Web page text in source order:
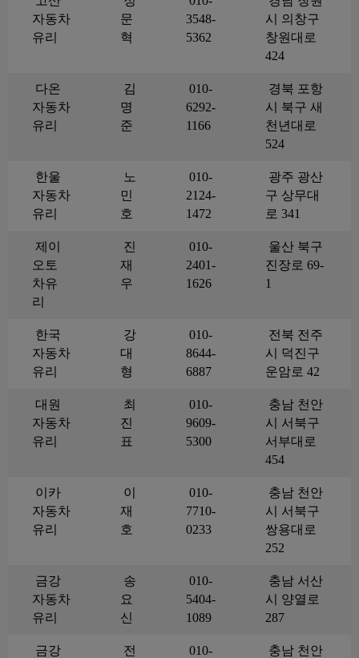
자동차
유리
문
혁
3548-
5362
시 의창구
창원대로
424
다온
자동차
유리
김
명
준
010-
6292-
1166
경북 포항
시 북구 새
천년대로
524
한울
자동차
유리
노
민
호
010-
2124-
1472
광주 광산
구 상무대
로 341
제이
오토
차유
리
진
재
우
010-
2401-
1626
울산 북구
진장로 69-
1
한국
자동차
유리
강
대
형
010-
8644-
6887
전북 전주
시 덕진구
운암로 42
대원
자동차
유리
최
진
표
010-
9609-
5300
충남 천안
시 서북구
서부대로
454
이카
자동차
유리
이
재
호
010-
7710-
0233
충남 천안
시 서북구
쌍용대로
252
금강
자동차
유리
송
요
신
010-
5404-
1089
충남 서산
시 양열로
287
금강
전
010-
충남 천안